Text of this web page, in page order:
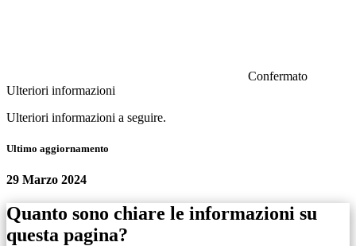
Confermato
Ulteriori informazioni
Ulteriori informazioni a seguire.
Ultimo aggiornamento
29 Marzo 2024
Quanto sono chiare le informazioni su
questa pagina?